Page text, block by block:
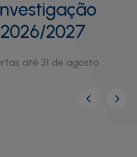
2027
até 31 de agosto